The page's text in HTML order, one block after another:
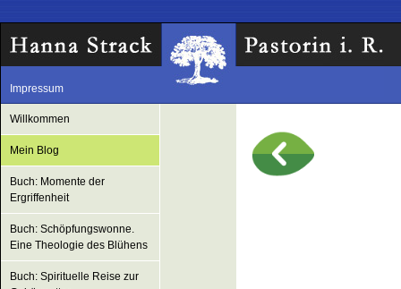
Impressum
Willkommen
Mein Blog
Buch: Momente der
Ergriffenheit
Buch: Schöpfungswonne.
Eine Theologie des Blühens
Buch: Spirituelle Reise zur